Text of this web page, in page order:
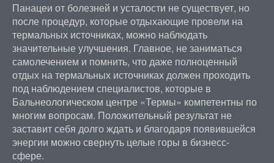
Панацеи от болезней и усталости не существует, но
после процедур, которые отдыхающие провели на
термальных источниках, можно наблюдать
значительные улучшения. Главное, не заниматься
самолечением и помнить, что даже полноценный
отдых на термальных источниках должен проходить
под наблюдением специалистов, которые в
Бальнеологическом центре «Термы» компетентны по
многим вопросам. Положительный результат не
заставит себя долго ждать и благодаря появившейся
энергии можно свернуть целые горы в бизнесс-
сфере.